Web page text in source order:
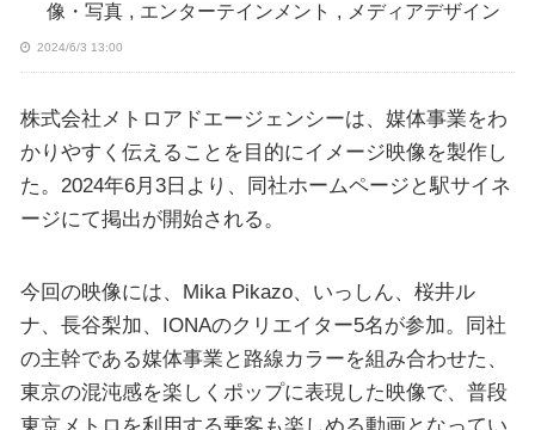
像・写真 , エンターテインメント , メディアデザイン
2024/6/3 13:00
株式会社メトロアドエージェンシーは、媒体事業をわ
かりやすく伝えることを目的にイメージ映像を製作し
た。2024年6月3日より、同社ホームページと駅サイネ
ージにて掲出が開始される。
今回の映像には、Mika Pikazo、いっしん、桜井ル
ナ、長谷梨加、IONAのクリエイター5名が参加。同社
の主幹である媒体事業と路線カラーを組み合わせた、
東京の混沌感を楽しくポップに表現した映像で、普段